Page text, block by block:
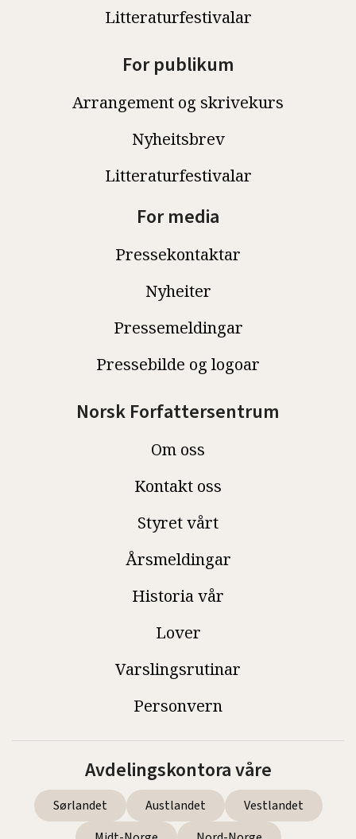
Litteraturfestivalar
For publikum
Arrangement og skrivekurs
Nyheitsbrev
Litteraturfestivalar
For media
Pressekontaktar
Nyheiter
Pressemeldingar
Pressebilde og logoar
Norsk Forfattersentrum
Om oss
Kontakt oss
Styret vårt
Årsmeldingar
Historia vår
Lover
Varslingsrutinar
Personvern
Avdelingskontora våre
Sørlandet Austlandet
Vestlandet